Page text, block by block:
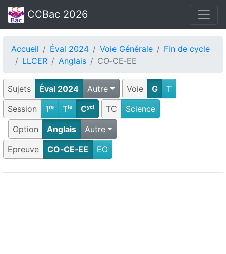
CCBac 2026
Accueil Éval 2024 Voie Générale
Fin de cycle
LLCER
Anglais CO‑CE‑EE
Sujets Éval 2024 Autre Voie G
T
Session
1ʳᵉ Tˡᵉ Cʸᶜˡ TC
Science
Option
Anglais
Autre
Epreuve
CO‑CE‑EE EO